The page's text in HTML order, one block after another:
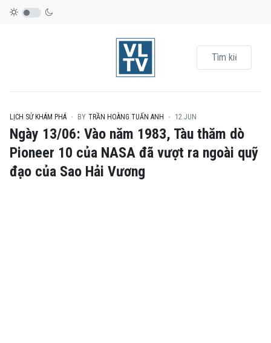
LỊCH SỬ KHÁM PHÁ BY TRẦN HOÀNG TUẤN ANH 12.JUN
Ngày 13/06: Vào năm 1983, Tàu thăm dò
Pioneer 10 của NASA đã vượt ra ngoài quỹ
đạo của Sao Hải Vương